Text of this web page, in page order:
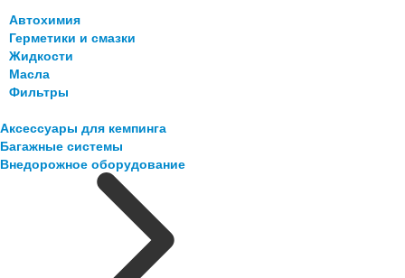
Автохимия
Герметики и смазки
Жидкости
Масла
Фильтры
Аксессуары для кемпинга
Багажные системы
Внедорожное оборудование